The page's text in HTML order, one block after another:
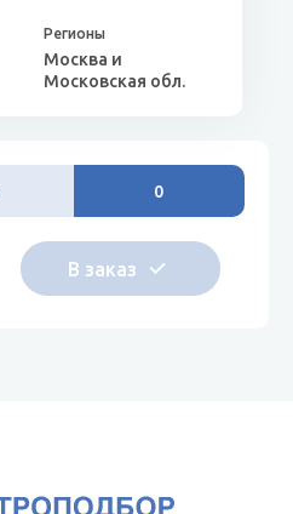
Москва и
Московская обл.
0